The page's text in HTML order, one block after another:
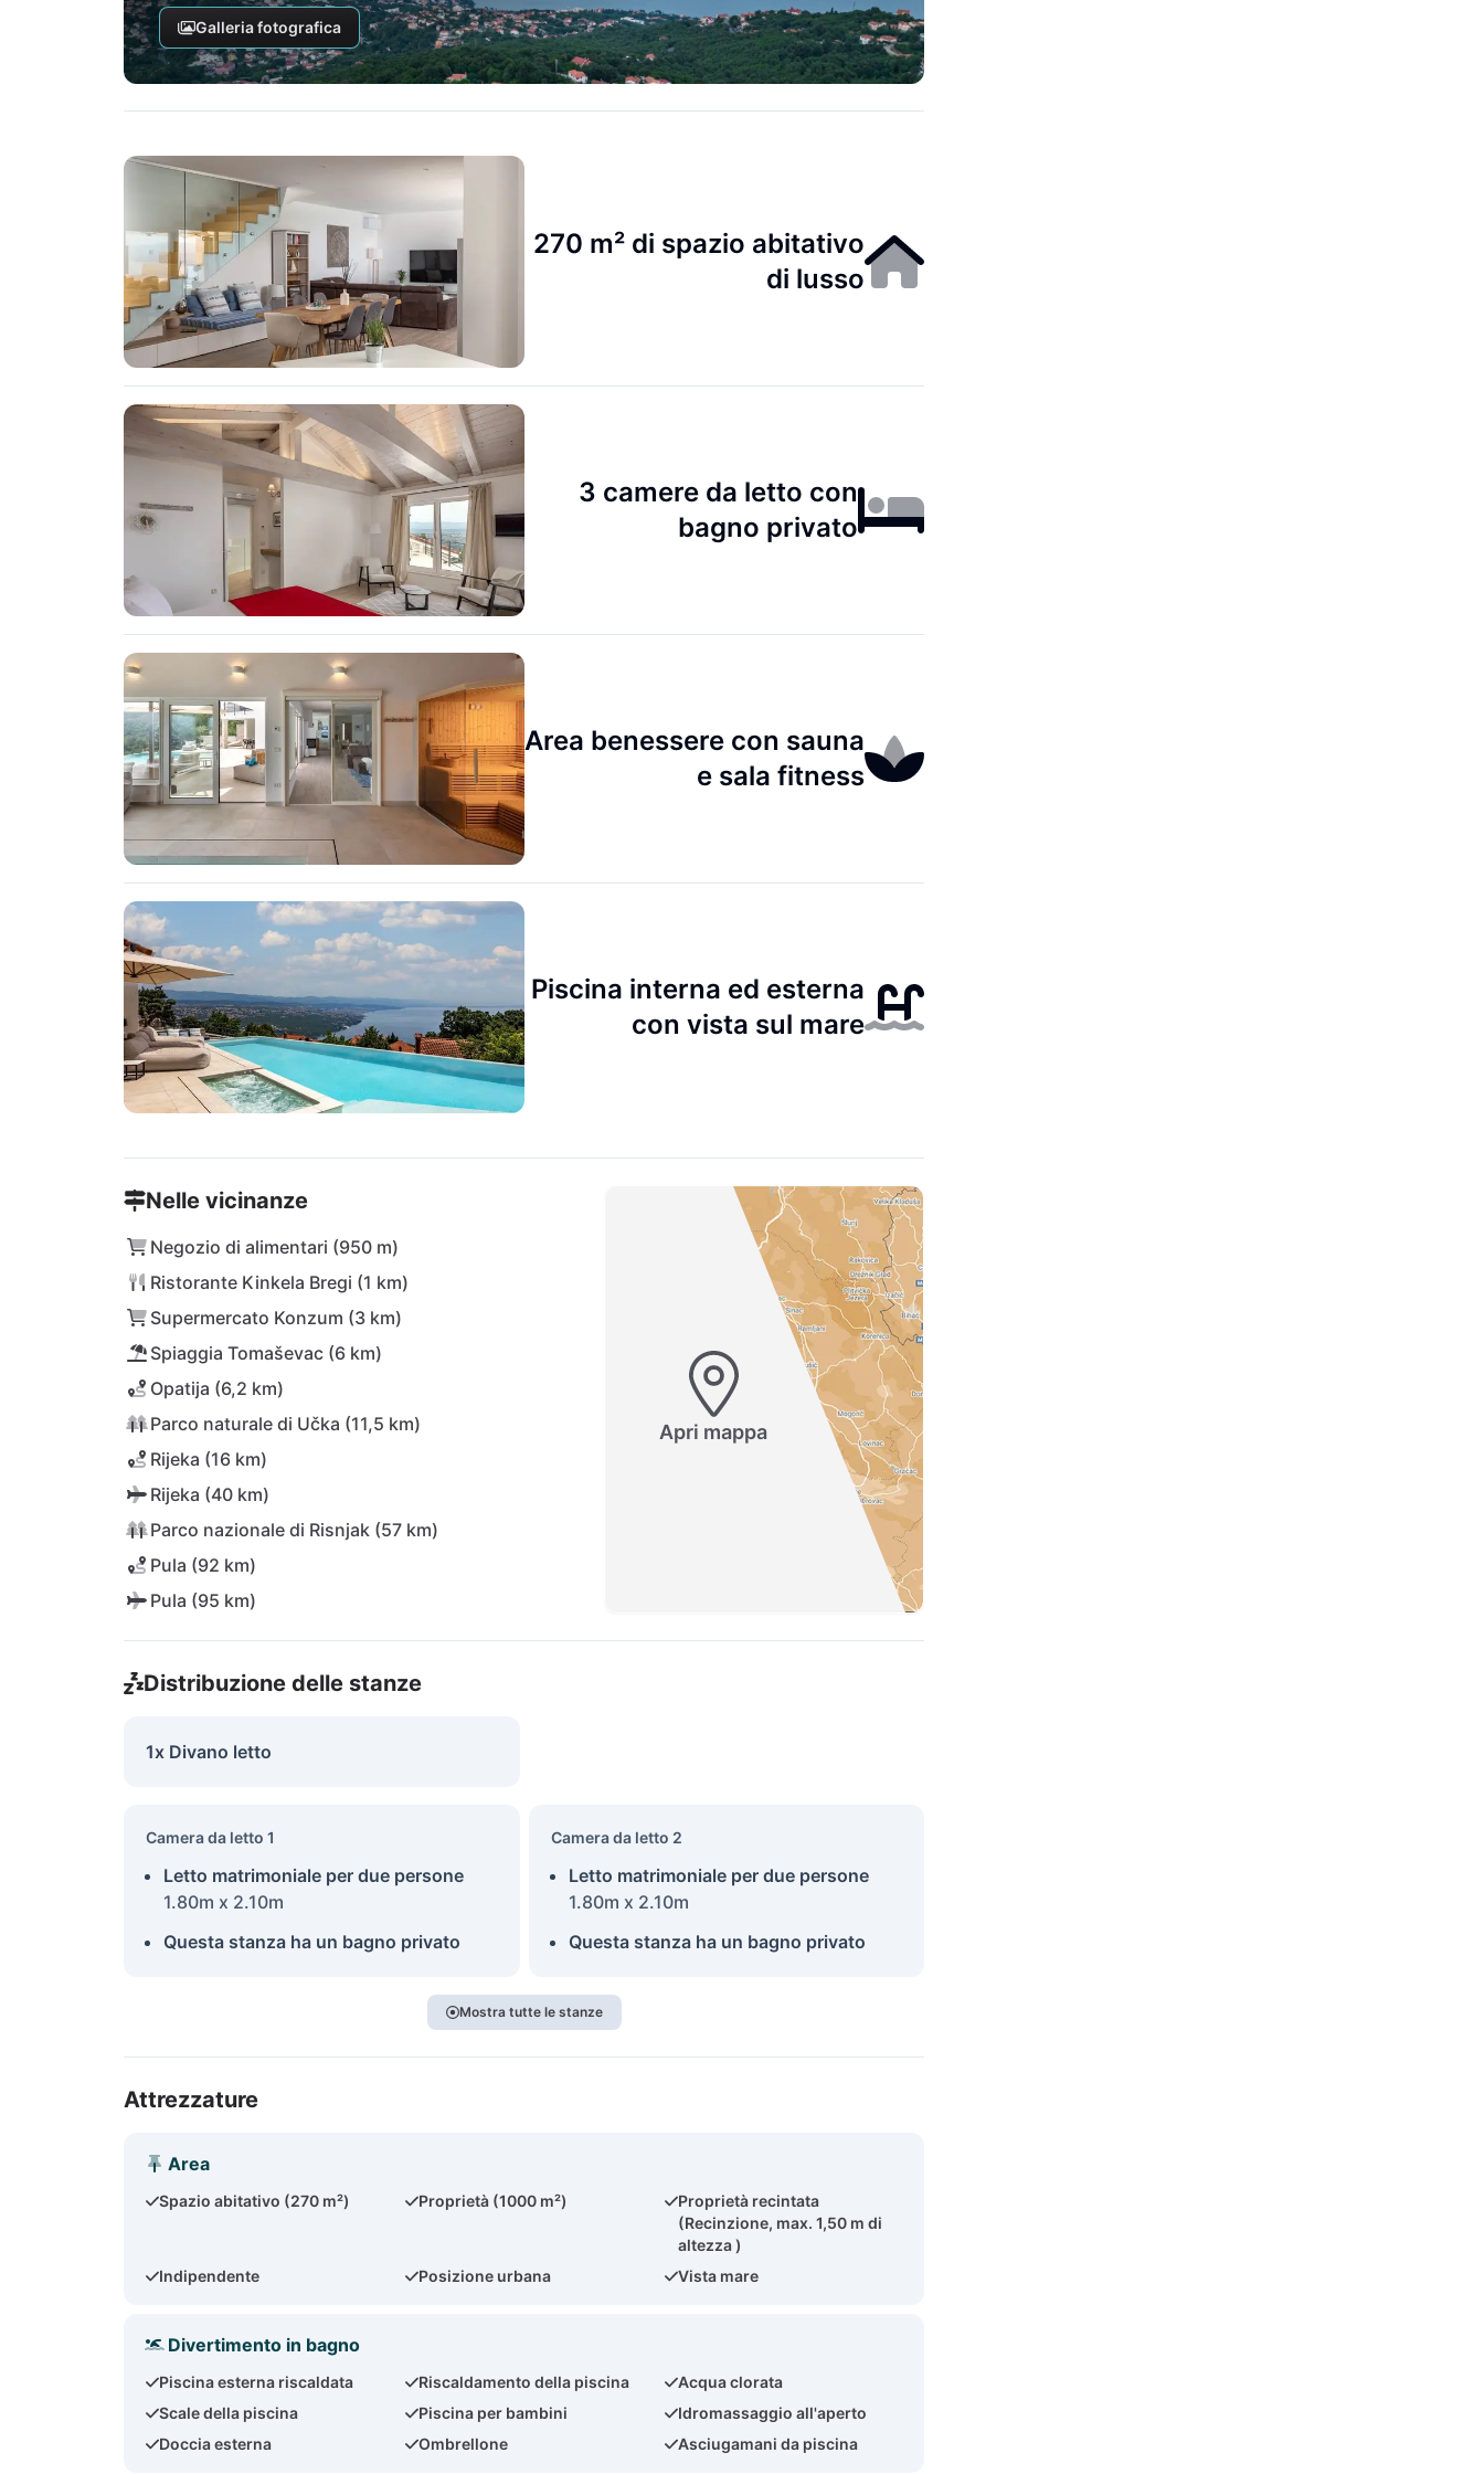
Galleria fotografica
270 m² di spazio abitativo
di lusso
3 camere da letto con
bagno privato
Area benessere con sauna
e sala fitness
Piscina interna ed esterna
con vista sul mare
Nelle vicinanze
Negozio di alimentari (950 m)
Ristorante Kinkela Bregi (1 km)
Supermercato Konzum (3 km)
Spiaggia Tomaševac (6 km)
Opatija (6,2 km)
Parco naturale di Učka (11,5 km)
Rijeka (16 km)
Rijeka (40 km)
Parco nazionale di Risnjak (57 km)
Pula (92 km)
Pula (95 km)
Apri mappa
Distribuzione delle stanze
1x Divano letto
Camera da letto 1
Letto matrimoniale per due persone
1.80m x 2.10m
Questa stanza ha un bagno privato
Camera da letto 2
Letto matrimoniale per due persone
1.80m x 2.10m
Questa stanza ha un bagno privato
Mostra tutte le stanze
Attrezzature
Area
Spazio abitativo (270 m²) Proprietà (1000 m²)
Proprietà recintata
(Recinzione, max. 1,50 m di
altezza )
Indipendente
Posizione urbana Vista mare
Divertimento in bagno
Piscina esterna riscaldata Riscaldamento della piscina
Acqua clorata
Scale della piscina
Piscina per bambini
Idromassaggio all'aperto
Doccia esterna
Ombrellone Asciugamani da piscina